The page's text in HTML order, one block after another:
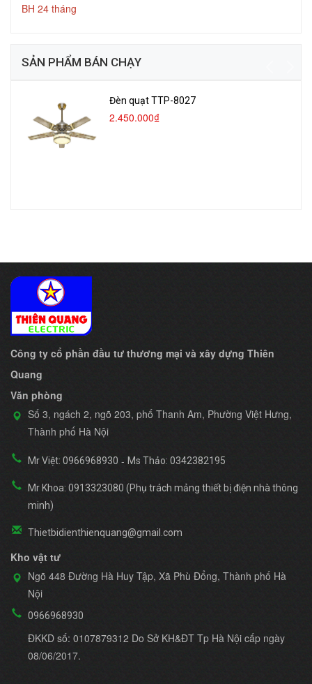
BH 24 tháng
SẢN PHẨM BÁN CHẠY
Đèn quạt TTP-8027
2.450.000₫
Công ty cổ phần đầu tư thương mại và xây dựng Thiên
Quang
Văn phòng
Số 3, ngách 2, ngõ 203, phố Thanh Am, Phường Việt Hưng,
Thành phố Hà Nội
Mr Việt: 0966968930 - Ms Thảo: 0342382195
Mr Khoa: 0913323080 (Phụ trách mảng thiết bị điện nhà thông
minh)
Thietbidienthienquang@gmail.com
Kho vật tư
Ngõ 448 Đường Hà Huy Tập, Xã Phù Đổng, Thành phố Hà
Nội
0966968930
ĐKKD số: 0107879312 Do Sở KH&ĐT Tp Hà Nội cấp ngày
08/06/2017.